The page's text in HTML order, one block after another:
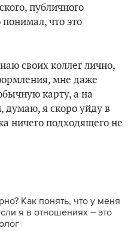
публичного
что это
своих коллег лично,
мне даже
карту, а на
думаю, я скоро уйду в
ничего подходящего не
Как понять, что у меня
я в отношениях – это